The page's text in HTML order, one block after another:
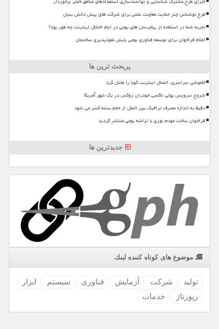
طرح نوشناس چتر حمایت معاونت علمی برای شرکت های پیش دانش بنیان
تجربه شما در استفاده از پیامرسان های بومی در ایام اختلال اینترنت چه طور بود؟
اعلام فراخوان برای توسعه فناوری بومی پایش نفوذپذیری ساختمان
پربحث ترین ها
خاموشی سراسری، اتصال اینترنت کوبا را مختل کرد
شروع سرویس پولی تاکسی خودران زوکس در یک شهر آمریکا
دقیقا به اندازه مصرف ترافیک بین الملل از حجم بسته کسر می شود
فراخوان ساخت مودم نوری با تراشه بومی منتشر گردید
جدیدترین ها
موضوع های كوتاه كننده لینك
تولید شركت آزمایش فناوری سیستم
ابزار
رپورتاژ
خدمات